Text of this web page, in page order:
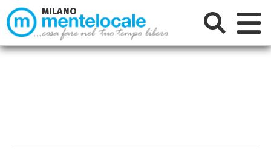
MILANO